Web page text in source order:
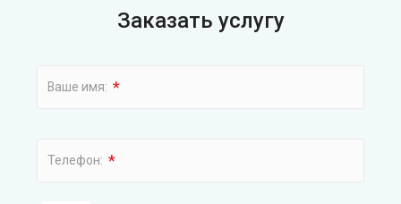
Заказать услугу
Ваше имя: *
Телефон: *